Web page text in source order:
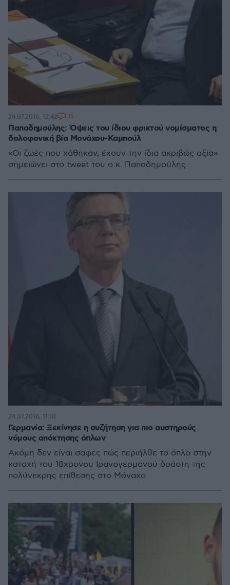
Παπαδημούλης: Όψεις του ίδιου φρικτού νομίσματος η
δολοφονική βία Μονάχου-Καμπούλ
«Οι ζωές που χάθηκαν, έχουν την ίδια ακριβώς αξία»
σημειώνει στο tweet του ο κ. Παπαδημούλης
24.07.2016, 12:42 15
Γερμανία: Ξεκίνησε η συζήτηση για πιο αυστηρούς
νόμους απόκτησης όπλων
Ακόμη δεν είναι σαφές πώς περιήλθε το όπλο στην
κατοχή του 18χρονου Ιρανογερμανού δράστη της
πολύνεκρης επίθεσης στο Μόναχο
24.07.2016, 11:10